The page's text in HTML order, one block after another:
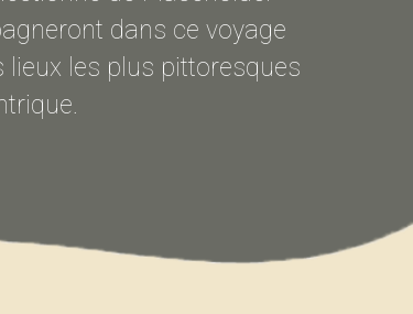
dans ce voyage
lieux les plus pittoresques